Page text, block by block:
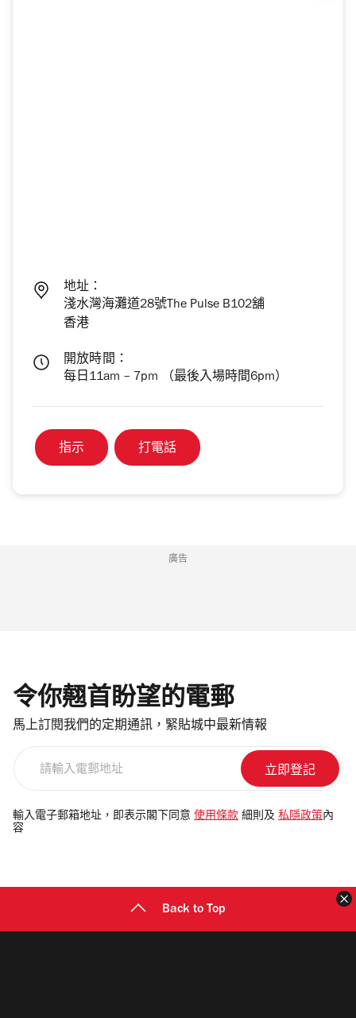
地址：
淺水灣海灘道28號The Pulse B102舖
香港
開放時間：
每日11am – 7pm （最後入場時間6pm）
指示 打電話
廣告
令你翹首盼望的電郵
馬上訂閱我們的定期通訊，緊貼城中最新情報
電
郵
輸入電子郵箱地址，即表示閣下同意 使用條款 細則及 私隱政策 內
容
Back to Top